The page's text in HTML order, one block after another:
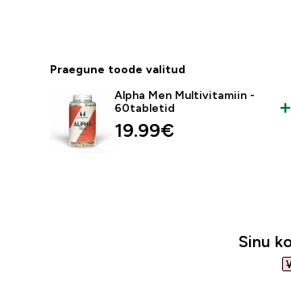
Praegune toode valitud
Alpha Men Multivitamiin -
60tabletid
19.99€‎
Sinu